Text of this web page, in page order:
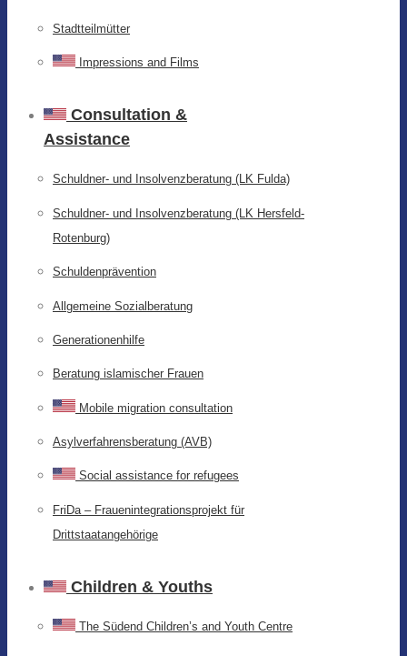
Stadtteilmütter
Impressions and Films
Consultation &
Assistance
Schuldner- und Insolvenzberatung (LK Fulda)
Schuldner- und Insolvenzberatung (LK Hersfeld-
Rotenburg)
Schuldenprävention
Allgemeine Sozialberatung
Generationenhilfe
Beratung islamischer Frauen
Mobile migration consultation
Asylverfahrensberatung (AVB)
Social assistance for refugees
FriDa – Frauenintegrationsprojekt für
Drittstaatangehörige
Children & Youths
The Südend Children’s and Youth Centre